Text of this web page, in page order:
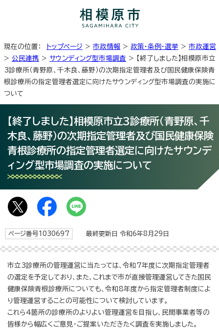
現在の位置： トップページ > 市政情報 > 政策・条例・選挙 > 市政運営
> 公民連携 > サウンディング型市場調査 > 【終了しました】相模原市立
3診療所（青野原、千木良、藤野）の次期指定管理者及び国民健康保険青
根診療所の指定管理者選定に向けたサウンディング型市場調査の実施に
ついて
【終了しました】相模原市立3診療所（青野原、千
木良、藤野）の次期指定管理者及び国民健康保険
青根診療所の指定管理者選定に向けたサウンデ
ィング型市場調査の実施について
ページ番号1030697 最終更新日 令和6年8月29日
市立3診療所の管理運営に当たっては、令和7年度に次期指定管理者
の選定を予定しており、また、これまで市が直接管理運営してきた国民
健康保険青根診療所についても、令和8年度から指定管理者制度によ
り管理運営することの可能性について検討しています。
これら4箇所の診療所のよりよい管理運営を目指し、民間事業者等の
皆様から幅広くご意見・ご提案いただきたく調査を実施しました。